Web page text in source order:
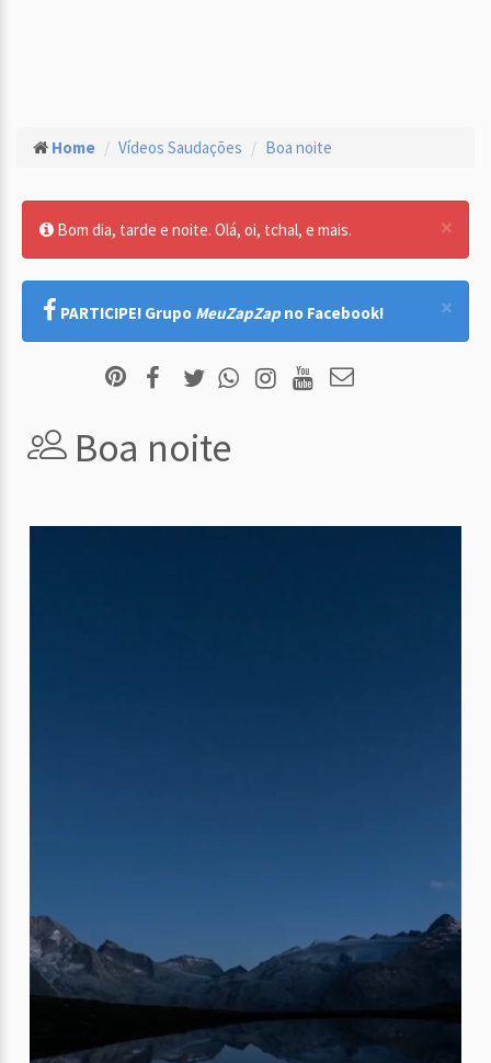
Home Vídeos Saudações Boa noite
×
Bom dia, tarde e noite. Olá, oi, tchal, e mais.
×
PARTICIPE! Grupo MeuZapZap no Facebook!
Boa noite